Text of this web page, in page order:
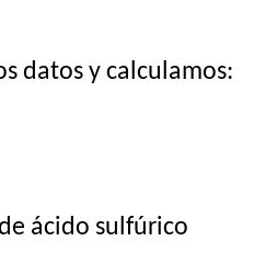
datos y calculamos:
ácido sulfúrico